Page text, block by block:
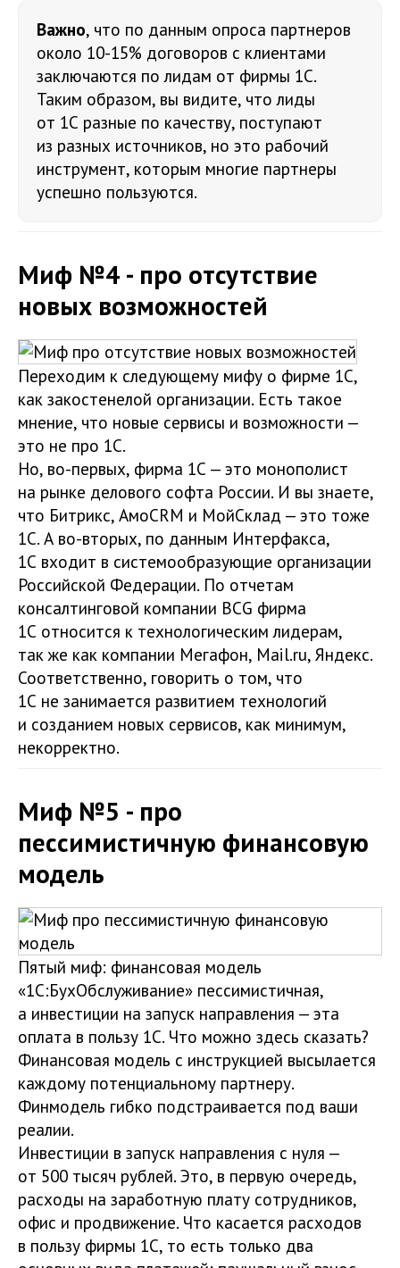
Важно, что по данным опроса партнеров
около 10-15% договоров с клиентами
заключаются по лидам от фирмы 1С.
Таким образом, вы видите, что лиды
от 1С разные по качеству, поступают
из разных источников, но это рабочий
инструмент, которым многие партнеры
успешно пользуются.
Миф №4 - про отсутствие
новых возможностей
Переходим к следующему мифу о фирме 1С,
как закостенелой организации. Есть такое
мнение, что новые сервисы и возможности —
это не про 1С.
Но, во-первых, фирма 1С — это монополист
на рынке делового софта России. И вы знаете,
что Битрикс, АмоCRM и МойСклад — это тоже
1С. А во-вторых, по данным Интерфакса,
1С входит в системообразующие организации
Российской Федерации. По отчетам
консалтинговой компании BCG фирма
1С относится к технологическим лидерам,
так же как компании Мегафон, Мail.ru, Яндекс.
Соответственно, говорить о том, что
1С не занимается развитием технологий
и созданием новых сервисов, как минимум,
некорректно.
Миф №5 - про
пессимистичную финансовую
модель
Пятый миф: финансовая модель
«1С:БухОбслуживание» пессимистичная,
а инвестиции на запуск направления — эта
оплата в пользу 1С. Что можно здесь сказать?
Финансовая модель с инструкцией высылается
каждому потенциальному партнеру.
Финмодель гибко подстраивается под ваши
реалии.
Инвестиции в запуск направления с нуля —
от 500 тысяч рублей. Это, в первую очередь,
расходы на заработную плату сотрудников,
офис и продвижение. Что касается расходов
в пользу фирмы 1С, то есть только два